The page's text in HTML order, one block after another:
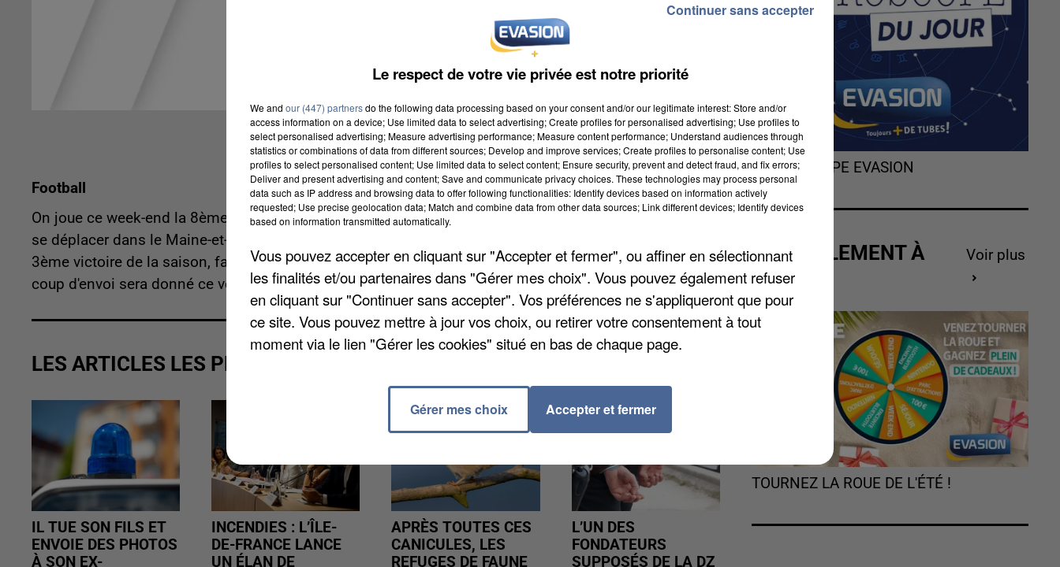
Football
On joue ce week-end la 8ème journée de National 1. Le club de l'Oise qui nous intéresse, Chambly, va
se déplacer dans le Maine-et-Loire pour y défier Cholet. Les Camblysiens tenteront de décrocher leur
3ème victoire de la saison, face au 10ème du championnat. Pour rappel, les Isariens sont 13èmes. Le
coup d'envoi sera donné ce vendredi soir à 19h.
LES ARTICLES LES PLUS VUS
IL TUE SON FILS ET
ENVOIE DES PHOTOS
À SON EX-
INCENDIES : L’ÎLE-
DE-FRANCE LANCE
UN ÉLAN DE
APRÈS TOUTES CES
CANICULES, LES
REFUGES DE FAUNE
L’UN DES
FONDATEURS
SUPPOSÉS DE LA DZ
L'HOROSCOPE EVASION
ACTUELLEMENT À
GAGNER
Voir plus
TOURNEZ LA ROUE DE L'ÉTÉ !
Le respect de votre vie privée est notre priorité
We and our (447) partnersdo the following data processing based on your consent and/or our legitimate interest: Store and/or
access information on a device; Use limited data to select advertising; Create profiles for personalised advertising; Use profiles to
select personalised advertising; Measure advertising performance; Measure content performance; Understand audiences through
statistics or combinations of data from different sources; Develop and improve services; Create profiles to personalise content; Use
profiles to select personalised content; Use limited data to select content; Ensure security, prevent and detect fraud, and fix errors;
Deliver and present advertising and content; Save and communicate privacy choices. These technologies may process personal
data such as IP address and browsing data to offer following functionalities: Identify devices based on information actively
requested; Use precise geolocation data; Match and combine data from other data sources; Link different devices; Identify devices
based on information transmitted automatically.
Vous pouvez accepter en cliquant sur "Accepter et fermer", ou affiner en sélectionnant
les finalités et/ou partenaires dans "Gérer mes choix". Vous pouvez également refuser
en cliquant sur "Continuer sans accepter". Vos préférences ne s'appliqueront que pour
ce site. Vous pouvez mettre à jour vos choix, ou retirer votre consentement à tout
moment via le lien "Gérer les cookies" situé en bas de chaque page.
Gérer mes choix Accepter et fermer
Continuer sans accepter